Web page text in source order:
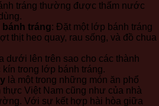
tráng thường được thấm nước
bánh tráng: Đặt một lớp bánh tráng
thịt heo quay, rau sống, và đồ chua
dưới lên trên sao cho các thành
trong lớp bánh tráng.
là một trong những món ăn phổ
thực Việt Nam cũng như của nhà
Với sự kết hợp hài hòa giữa